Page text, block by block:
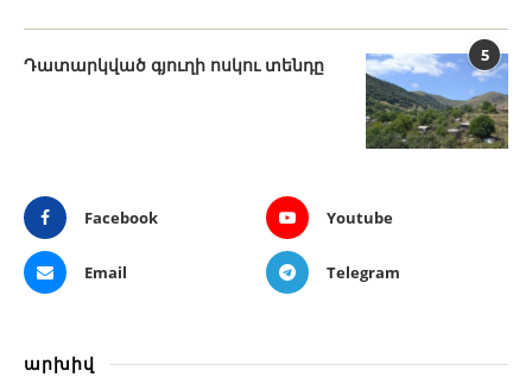
5
Դատարկված գյուղի ոսկու տենդը
Facebook Youtube
Email Telegram
արխիվ